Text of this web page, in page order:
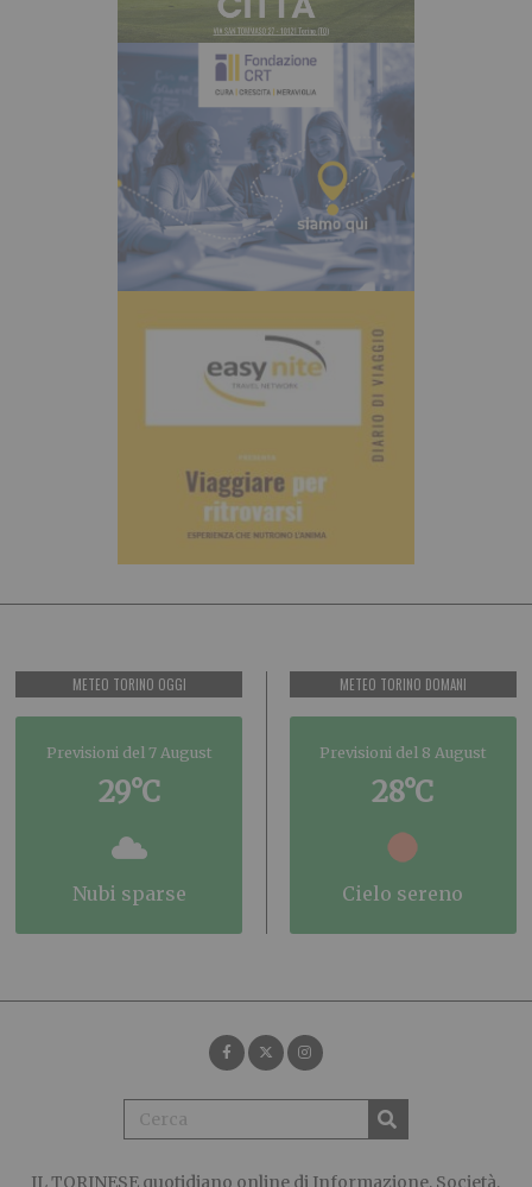
METEO TORINO OGGI
Previsioni del 7 August
29°C
nubi sparse
METEO TORINO DOMANI
Previsioni del 8 August
28°C
cielo sereno
IL TORINESE quotidiano online di Informazione, Società,